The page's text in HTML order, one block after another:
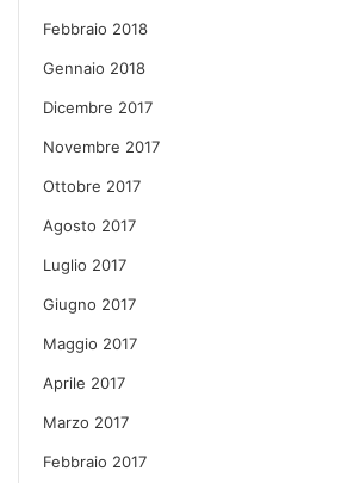
Febbraio 2018
Gennaio 2018
Dicembre 2017
Novembre 2017
Ottobre 2017
Agosto 2017
Luglio 2017
Giugno 2017
Maggio 2017
Aprile 2017
Marzo 2017
Febbraio 2017